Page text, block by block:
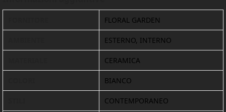
FLORAL GARDEN
ESTERNO, INTERNO
CERAMICA
BIANCO
CONTEMPORANEO